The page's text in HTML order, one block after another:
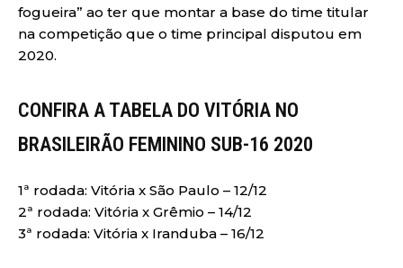
fogueira” ao ter que montar a base do time titular
na competição que o time principal disputou em
2020.
CONFIRA A TABELA DO VITÓRIA NO
BRASILEIRÃO FEMININO SUB-16 2020
1ª rodada: Vitória x São Paulo – 12/12
2ª rodada: Vitória x Grêmio – 14/12
3ª rodada: Vitória x Iranduba – 16/12